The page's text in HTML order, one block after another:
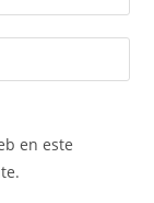
en este